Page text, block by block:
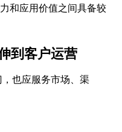
和应用价值之间具备较
到客户运营
也应服务市场、渠